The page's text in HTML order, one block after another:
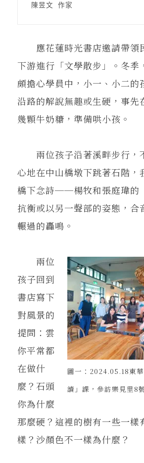
關鍵詞
書評書介
陳昱文 作家
應花蓮時光書店邀請帶領
下游進行「文學散步」。冬季
頗擔心學員中，小一、小二的
沿路的解說無趣或生硬，事先
幾顆牛奶糖，準備哄小孩。
兩位孩子沿著溪畔步行，
心地在中山橋墩下跳著石階，
橋下念詩──楊牧和張庭瑋
抗衡或以另一聲部的姿態，合
輾過的轟鳴。
圖一：2024.05.18東
讀」課，參訪樂見里8
兩位
孩子回到
書店寫下
對風景的
提問：雲
你平常都
在做什
麼？石頭
你為什麼
那麼硬？這裡的樹有一些一樣
樣？沙顏色不一樣為什麼？